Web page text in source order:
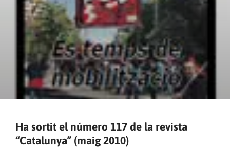
Ha sortit el número 117 de la revista
“Catalunya” (maig 2010)